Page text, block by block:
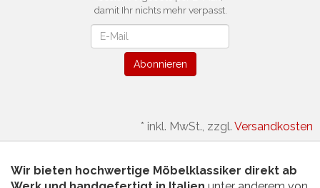
damit Ihr nichts mehr verpasst.
Abonnieren
* inkl. MwSt., zzgl. Versandkosten
Wir bieten hochwertige Möbelklassiker direkt ab